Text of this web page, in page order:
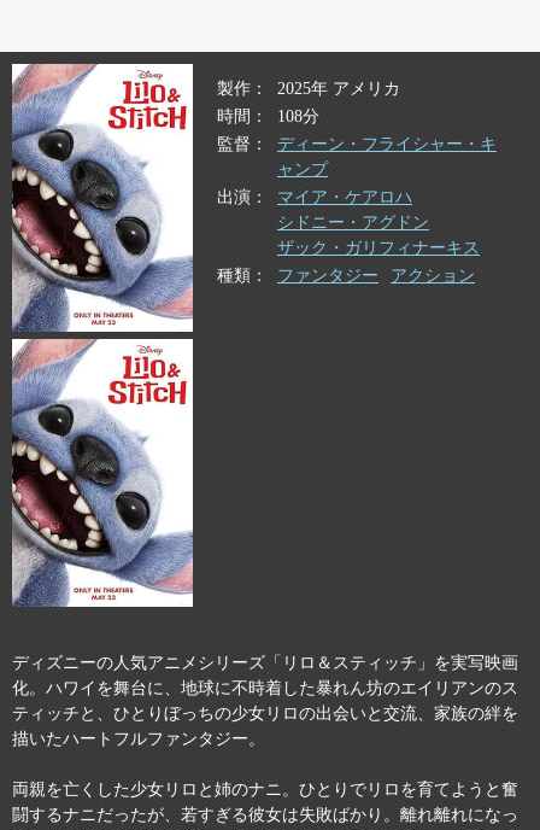
製作
2025年 アメリカ
時間
108分
監督
ディーン・フライシャー・キ
ャンプ
出演
マイア・ケアロハ
シドニー・アグドン
ザック・ガリフィナーキス
種類
ファンタジー アクション
ディズニーの人気アニメシリーズ「リロ＆スティッチ」を実写映画
化。ハワイを舞台に、地球に不時着した暴れん坊のエイリアンのス
ティッチと、ひとりぼっちの少女リロの出会いと交流、家族の絆を
描いたハートフルファンタジー。
両親を亡くした少女リロと姉のナニ。ひとりでリロを育てようと奮
闘するナニだったが、若すぎる彼女は失敗ばかり。離れ離れになっ